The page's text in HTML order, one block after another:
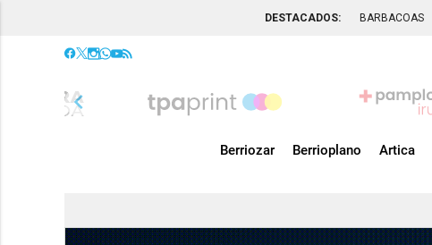
DESTACADOS: BARBACOAS
chevron_left
Berriozar Berrioplano Artica